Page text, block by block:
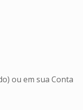
ou em sua Conta